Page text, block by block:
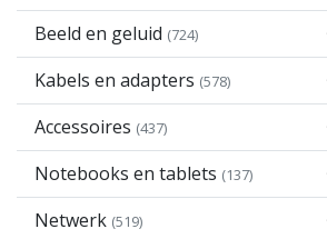
Beeld en geluid (724)
Kabels en adapters (578)
Accessoires (437)
Notebooks en tablets (137)
Netwerk (519)